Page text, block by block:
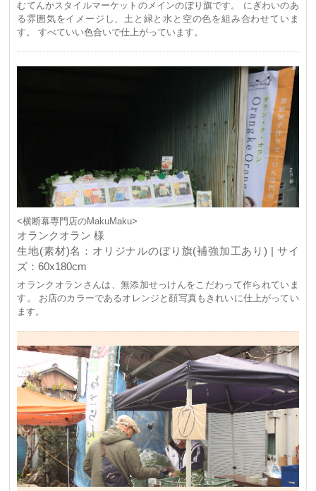
むてんかスタイルマーケットのメインのぼり旗です。 にぎわいのあ
る雰囲気をイメージし、土と緑と水と空の色を組み合わせていま
す。 すべていい色合いで仕上がっています。
<横断幕専門店のMakuMaku>
オランクオラン 様
生地(素材)名：オリジナルのぼり旗(補強加工あり) | サイ
ズ：60x180cm
オランクオランさんは、無添加せっけんをこだわって作られていま
す。 お店のカラーであるオレンジと顔写真もきれいに仕上がってい
ます。